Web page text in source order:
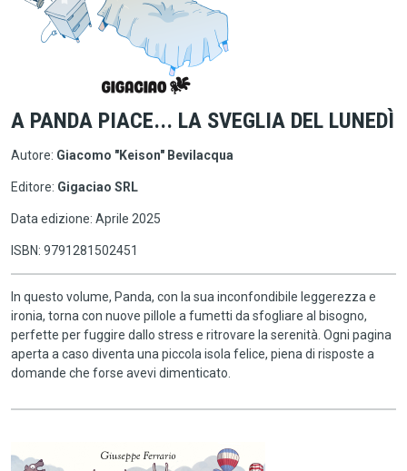
A PANDA PIACE... LA SVEGLIA DEL LUNEDÌ
Autore: Giacomo "Keison" Bevilacqua
Editore: Gigaciao SRL
Data edizione: Aprile 2025
ISBN: 9791281502451
In questo volume, Panda, con la sua inconfondibile leggerezza e
ironia, torna con nuove pillole a fumetti da sfogliare al bisogno,
perfette per fuggire dallo stress e ritrovare la serenità. Ogni pagina
aperta a caso diventa una piccola isola felice, piena di risposte a
domande che forse avevi dimenticato.